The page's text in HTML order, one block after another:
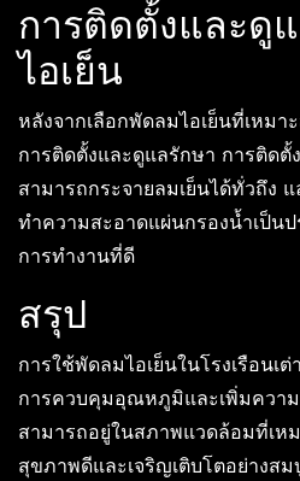
การติดตั้งและดู
ไอเย็น
หลังจากเลือกพัดลมไอเย็นที่เหม
การติดตั้งและดูแลรักษา การติด
สามารถกระจายลมเย็นได้ทั่วถึง
ทำความสะอาดแผ่นกรองน้ำเป็น
การทำงานที่ดี
สรุป
การใช้พัดลมไอเย็นในโรงเรือนเ
การควบคุมอุณหภูมิและเพิ่มควา
สามารถอยู่ในสภาพแวดล้อมที่เห
สุขภาพดีและเจริญเติบโตอย่างส